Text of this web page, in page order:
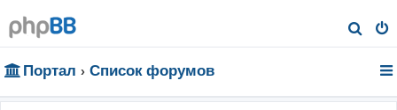
о
Портал Список форумов